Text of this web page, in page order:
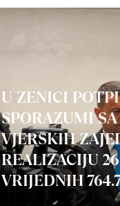
U ZENICI
SPORAZUMI SA
VJERSKIH
REALIZACIJU
VRIJEDNIH